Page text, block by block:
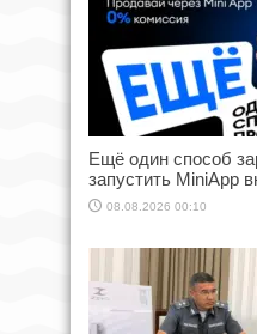
Ещё один способ
запустить MiniApp
08.08.2026 00:10